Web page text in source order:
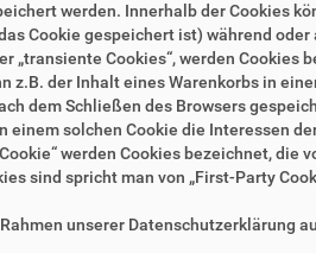
werden. Innerhalb der Cookies
Cookie gespeichert ist) während
„transiente Cookies“, werden
der Inhalt eines Warenkorbs in
dem Schließen des Browsers
solchen Cookie die Interessen
werden Cookies bezeichnet, die
sind spricht man von „First-Party
unserer Datenschutzerklärung